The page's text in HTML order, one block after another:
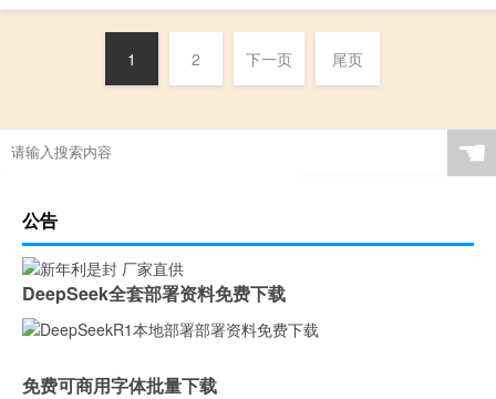
1 2 下一页 尾页
☚
公告
DeepSeek全套部署资料免费下载
免费可商用字体批量下载